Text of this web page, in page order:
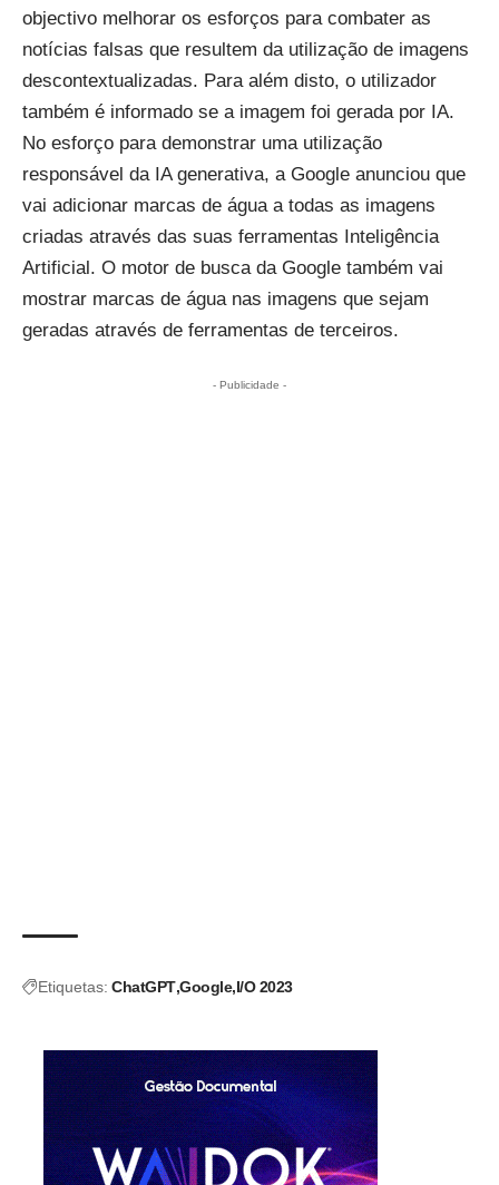
objectivo melhorar os esforços para combater as
notícias falsas que resultem da utilização de imagens
descontextualizadas. Para além disto, o utilizador
também é informado se a imagem foi gerada por IA.
No esforço para demonstrar uma utilização
responsável da IA generativa, a Google anunciou que
vai adicionar marcas de água a todas as imagens
criadas através das suas ferramentas Inteligência
Artificial. O motor de busca da Google também vai
mostrar marcas de água nas imagens que sejam
geradas através de ferramentas de terceiros.
- Publicidade -
Etiquetas: ChatGPT Google I/O 2023